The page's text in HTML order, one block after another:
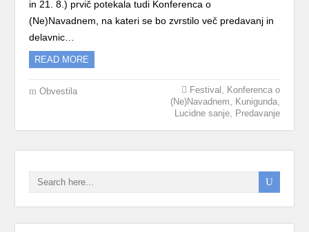
in 21. 8.) prvič potekala tudi Konferenca o
(Ne)Navadnem, na kateri se bo zvrstilo več predavanj in
delavnic…
READ MORE
Obvestila Festival
Konferenca o
(Ne)Navadnem
Kunigunda,
Lucidne sanje, Predavanje